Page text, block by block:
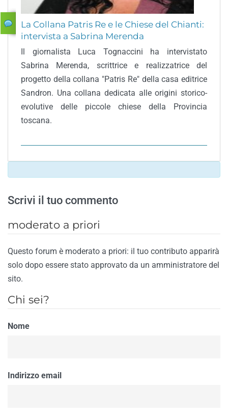
La Collana Patris Re e le Chiese del Chianti:
intervista a Sabrina Merenda
Il giornalista Luca Tognaccini ha intervistato
Sabrina Merenda, scrittrice e realizzatrice del
progetto della collana "Patris Re" della casa editrice
Sandron. Una collana dedicata alle origini storico-
evolutive delle piccole chiese della Provincia
toscana.
Scrivi il tuo commento
moderato a priori
Questo forum è moderato a priori: il tuo contributo apparirà
solo dopo essere stato approvato da un amministratore del
sito.
Chi sei?
Nome
Indirizzo email